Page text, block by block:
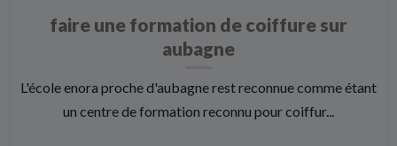
faire une formation de coiffure sur
aubagne
L'école enora proche d'aubagne rest reconnue comme étant
un centre de formation reconnu pour coiffur...